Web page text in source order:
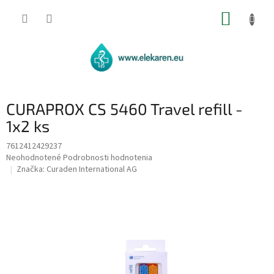
CURAPROX CS 5460 Travel refill -
1x2 ks
7612412429237
Priemerné
hodnotenie
Neohodnotené Podrobnosti hodnotenia
Značka: Curaden International AG